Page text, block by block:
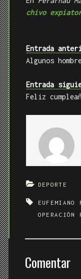
chivo
Entrada
Algunos
Entrada
Feliz
DEPORTE
EUFEMIANO
OPERACIÓN
Comentar